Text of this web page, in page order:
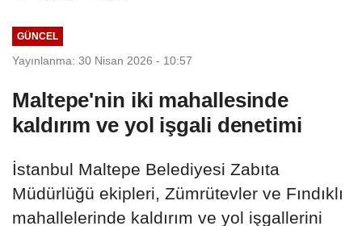
GÜNCEL
Yayınlanma: 30 Nisan 2026 - 10:57
Maltepe'nin iki mahallesinde
kaldırım ve yol işgali denetimi
İstanbul Maltepe Belediyesi Zabıta
Müdürlüğü ekipleri, Zümrütevler ve Fındıklı
mahallelerinde kaldırım ve yol işgallerini